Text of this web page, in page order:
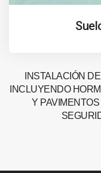
INSTALACIÓN
INCLUYENDO
Y